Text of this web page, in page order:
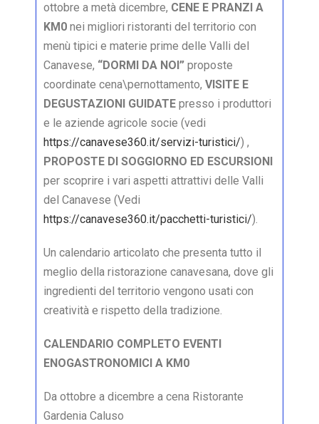
ottobre a metà dicembre, CENE E PRANZI A
KM0 nei migliori ristoranti del territorio con
menù tipici e materie prime delle Valli del
Canavese, “DORMI DA NOI” proposte
coordinate cena\pernottamento, VISITE E
DEGUSTAZIONI GUIDATE presso i produttori
e le aziende agricole socie (vedi
https://canavese360.it/servizi-turistici/) ,
PROPOSTE DI SOGGIORNO ED ESCURSIONI
per scoprire i vari aspetti attrattivi delle Valli
del Canavese (Vedi
https://canavese360.it/pacchetti-turistici/).
Un calendario articolato che presenta tutto il
meglio della ristorazione canavesana, dove gli
ingredienti del territorio vengono usati con
creatività e rispetto della tradizione.
CALENDARIO COMPLETO EVENTI
ENOGASTRONOMICI A KM0
Da ottobre a dicembre a cena Ristorante
Gardenia Caluso